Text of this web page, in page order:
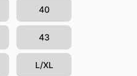
40
43
L/XL